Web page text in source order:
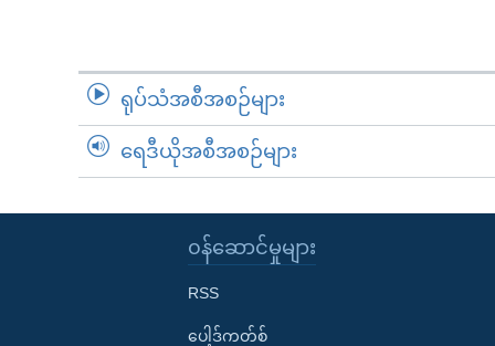
ရုပ်သံအစီအစဉ်များ
ရေဒီယိုအစီအစဉ်များ
၀န်ဆောင်မှုများ
RSS
ပေါ့ဒ်ကတ်စ်